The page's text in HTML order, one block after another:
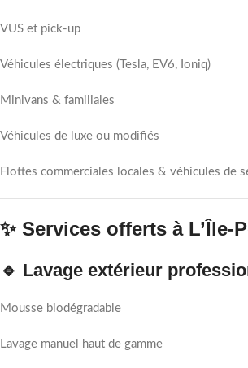
VUS et pick-up
Véhicules électriques (Tesla, EV6, Ioniq)
Minivans & familiales
Véhicules de luxe ou modifiés
Flottes commerciales locales & véhicules de
✨ Services offerts à L’Île-
🔹 Lavage extérieur
Mousse biodégradable
Lavage manuel haut de gamme